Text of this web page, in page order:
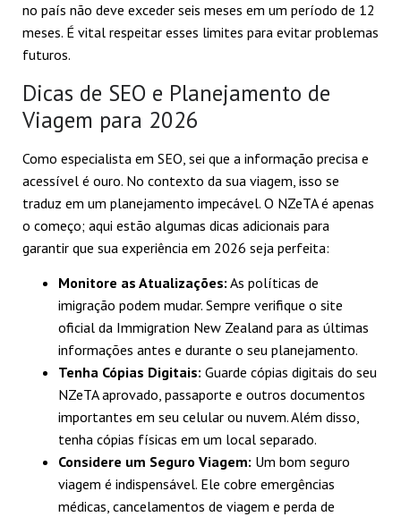
no país não deve exceder seis meses em um período de 12
meses. É vital respeitar esses limites para evitar problemas
futuros.
Dicas de SEO e Planejamento de
Viagem para 2026
Como especialista em SEO, sei que a informação precisa e
acessível é ouro. No contexto da sua viagem, isso se
traduz em um planejamento impecável. O NZeTA é apenas
o começo; aqui estão algumas dicas adicionais para
garantir que sua experiência em 2026 seja perfeita:
Monitore as Atualizações: As políticas de
imigração podem mudar. Sempre verifique o site
oficial da Immigration New Zealand para as últimas
informações antes e durante o seu planejamento.
Tenha Cópias Digitais: Guarde cópias digitais do seu
NZeTA aprovado, passaporte e outros documentos
importantes em seu celular ou nuvem. Além disso,
tenha cópias físicas em um local separado.
Considere um Seguro Viagem: Um bom seguro
viagem é indispensável. Ele cobre emergências
médicas, cancelamentos de viagem e perda de